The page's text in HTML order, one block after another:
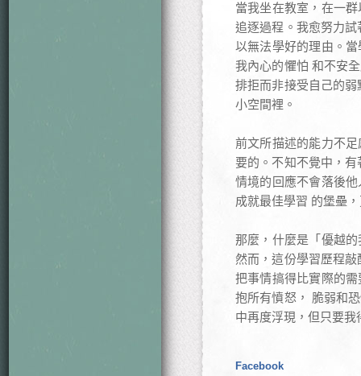
當我坐在教室，在一
追逐過程。我愈努力
以無法學好的理由。
我內心的懼怕 和不安
排拒而非接受自己的
小空間裡。
前文所描述的能力不
要的。不知不覺中，
情境的回應不會落後
成就最佳學習 的堡壘
那麼，什麼是「優越
然而，這份學習歷程
把事情搞得比實際的
抱所有憤怒， 脆弱和
中再度浮現，但只要
Facebook